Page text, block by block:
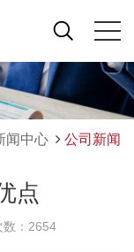
闻中心 公司新闻
点
数：2654